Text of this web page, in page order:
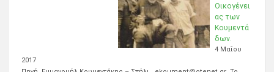
Οικογένει
ας των
Κουμεντά
δων.
4 Μαΐου
2017